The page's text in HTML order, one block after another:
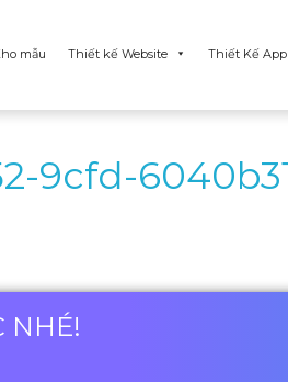
mẫu Thiết kế Website Thiết Kế App
9cfd-
NHÉ!